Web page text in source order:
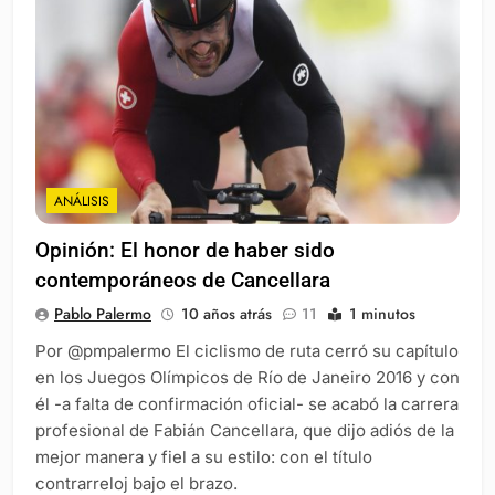
ANÁLISIS
Opinión: El honor de haber sido
contemporáneos de Cancellara
Pablo Palermo 10 años atrás 11 1 minutos
Por @pmpalermo El ciclismo de ruta cerró su capítulo
en los Juegos Olímpicos de Río de Janeiro 2016 y con
él -a falta de confirmación oficial- se acabó la carrera
profesional de Fabián Cancellara, que dijo adiós de la
mejor manera y fiel a su estilo: con el título
contrarreloj bajo el brazo.